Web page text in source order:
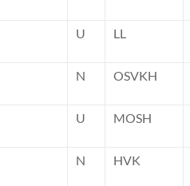
U LL
N OSVKH
U MOSH
N HVK